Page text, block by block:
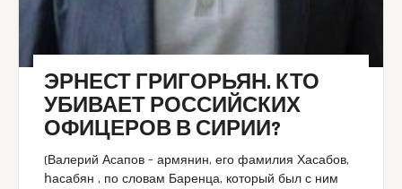
ЭРНЕСТ ГРИГОРЬЯН. КТО
УБИВАЕТ РОССИЙСКИХ
ОФИЦЕРОВ В СИРИИ?
(Валерий Асапов – армянин, его фамилия Хасабов,
հасабян , по словам Баренца, который был с ним